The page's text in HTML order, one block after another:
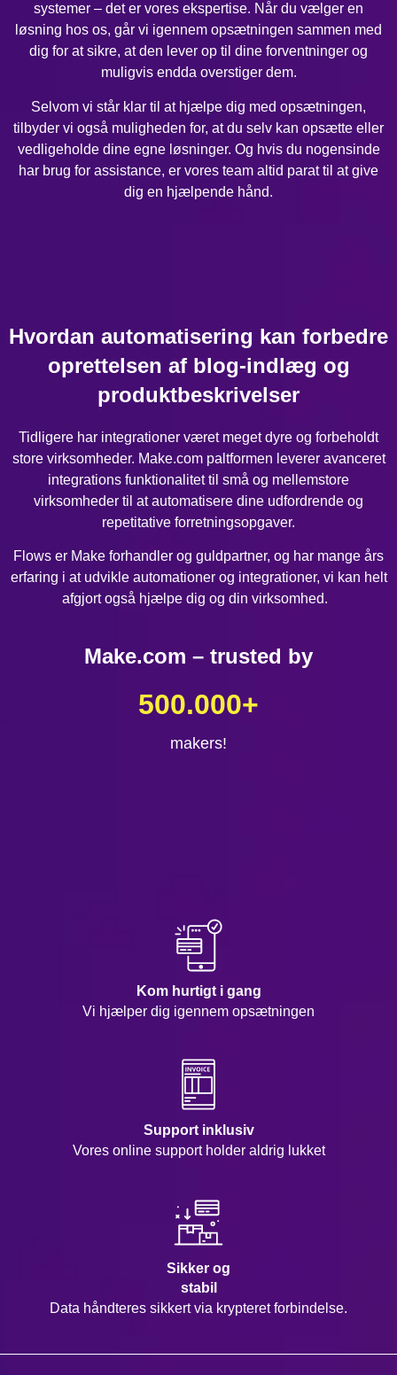
systemer – det er vores ekspertise. Når du vælger en
løsning hos os, går vi igennem opsætningen sammen med
dig for at sikre, at den lever op til dine forventninger og
muligvis endda overstiger dem.
Selvom vi står klar til at hjælpe dig med opsætningen,
tilbyder vi også muligheden for, at du selv kan opsætte eller
vedligeholde dine egne løsninger. Og hvis du nogensinde
har brug for assistance, er vores team altid parat til at give
dig en hjælpende hånd.
Hvordan automatisering kan forbedre
oprettelsen af blog-indlæg og
produktbeskrivelser
Tidligere har integrationer været meget dyre og forbeholdt
store virksomheder. Make.com paltformen leverer avanceret
integrations funktionalitet til små og mellemstore
virksomheder til at automatisere dine udfordrende og
repetitative forretningsopgaver.
Flows er Make forhandler og guldpartner, og har mange års
erfaring i at udvikle automationer og integrationer, vi kan helt
afgjort også hjælpe dig og din virksomhed.
Make.com – trusted by
makers!
500.000+
Kom hurtigt i gang
Vi hjælper dig igennem opsætningen
Support inklusiv
Vores online support holder aldrig lukket
Sikker og
stabil
Data håndteres sikkert via krypteret forbindelse.